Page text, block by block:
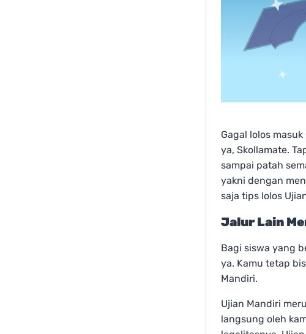
Gagal lolos
ya, Skollamate.
sampai patah
yakni dengan
saja tips lolos
Jalur Lain
Bagi siswa yang
ya. Kamu tetap
Mandiri.
Ujian Mandiri
langsung oleh